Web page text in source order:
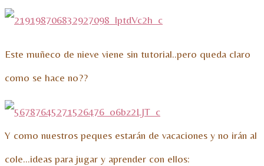
Este muñeco de nieve viene sin tutorial..pero queda claro
como se hace no??
Y como nuestros peques estarán de vacaciones y no irán al
cole…ideas para jugar y aprender con ellos: